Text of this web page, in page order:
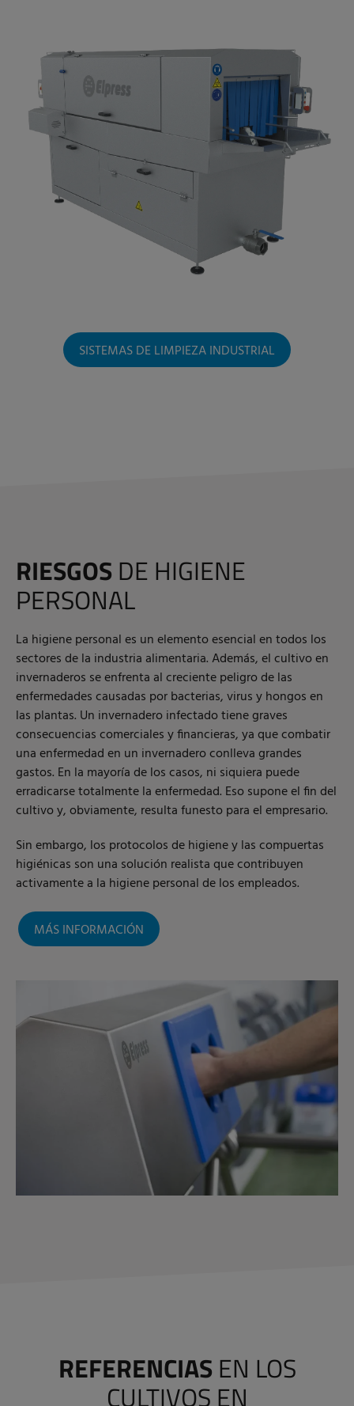
SISTEMAS DE LIMPIEZA INDUSTRIAL
RIESGOS DE HIGIENE
PERSONAL
La higiene personal es un elemento esencial en todos los
sectores de la industria alimentaria. Además, el cultivo en
invernaderos se enfrenta al creciente peligro de las
enfermedades causadas por bacterias, virus y hongos en
las plantas. Un invernadero infectado tiene graves
consecuencias comerciales y financieras, ya que combatir
una enfermedad en un invernadero conlleva grandes
gastos. En la mayoría de los casos, ni siquiera puede
erradicarse totalmente la enfermedad. Eso supone el fin del
cultivo y, obviamente, resulta funesto para el empresario.
Sin embargo, los protocolos de higiene y las compuertas
higiénicas son una solución realista que contribuyen
activamente a la higiene personal de los empleados.
MÁS INFORMACIÓN
REFERENCIAS EN LOS
CULTIVOS EN